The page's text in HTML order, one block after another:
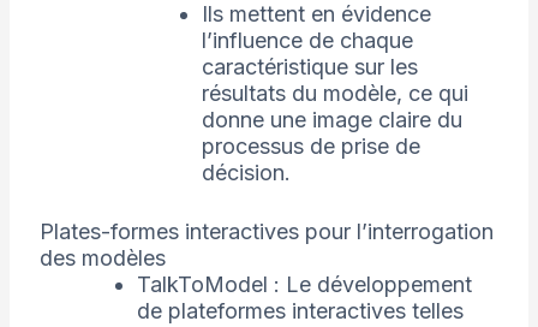
Ils mettent en évidence
l’influence de chaque
caractéristique sur les
résultats du modèle, ce qui
donne une image claire du
processus de prise de
décision.
Plates-formes interactives pour l’interrogation
des modèles
TalkToModel : Le développement
de plateformes interactives telles